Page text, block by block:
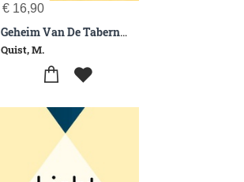
€ 16,90
Geheim Van De Tabernakel
Quist, M.